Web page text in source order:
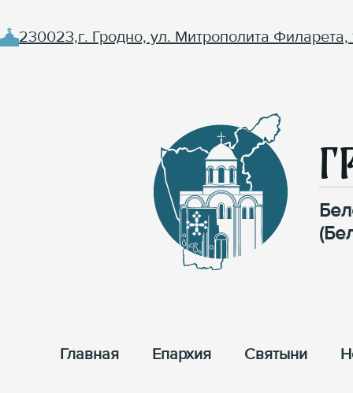
230023,г. Гродно, ул. Митрополита Филарета,
Главная Епархия Cвятыни